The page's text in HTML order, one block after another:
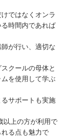
ではなくオンラ
時間内であれば
が行い、適切な
クールの母体と
を使用して学ぶ
サポートも実施
以上の方が利用で
る点も魅力で